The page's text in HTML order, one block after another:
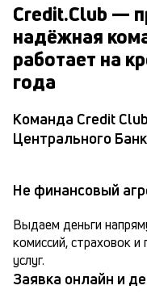
Credit.Club —
надёжная
работает на
года
Команда Credit
Центрального
Не финансовый
Выдаем деньги
комиссий, страховок
услуг.
Заявка онлайн и